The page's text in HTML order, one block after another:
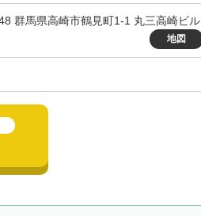
群馬県高崎市鶴見町1-1 丸三高崎ビル
地図